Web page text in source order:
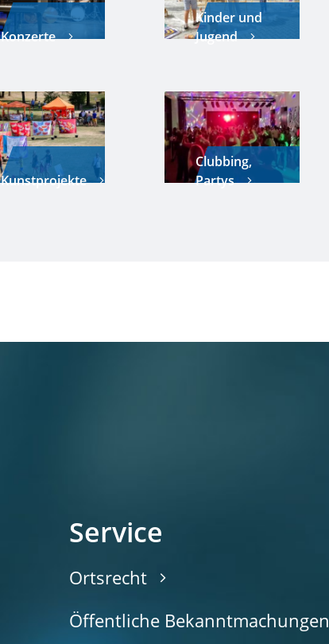
Konzerte
Kinder und
Jugend
Kunstprojekte
Clubbing,
Partys
Service
Ortsrecht
Öffentliche Bekanntmachungen